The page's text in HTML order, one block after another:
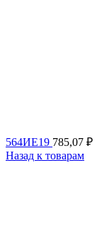
564ИЕ19 785,07 ₽
Назад к товарам